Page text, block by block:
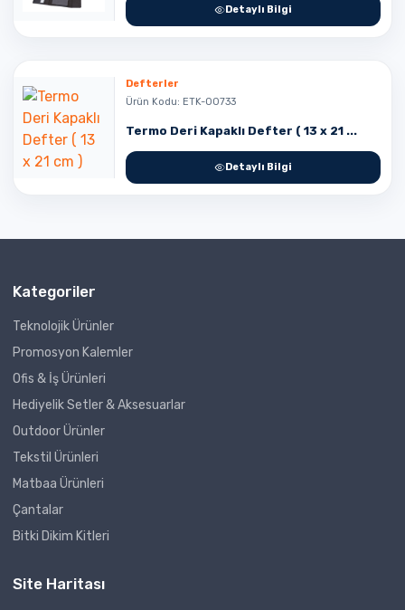
Detaylı Bilgi
Defterler
Ürün Kodu: ETK-00733
Termo Deri Kapaklı Defter ( 13 x 21 ...
Detaylı Bilgi
Kategoriler
Teknolojik Ürünler
Promosyon Kalemler
Ofis & İş Ürünleri
Hediyelik Setler & Aksesuarlar
Outdoor Ürünler
Tekstil Ürünleri
Matbaa Ürünleri
Çantalar
Bitki Dikim Kitleri
Site Haritası